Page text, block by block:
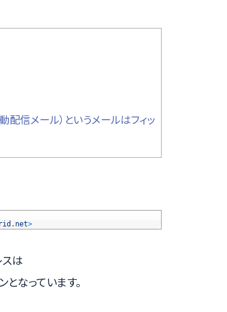
配信メール）というメールはフィッ
. net>
は
なっています。